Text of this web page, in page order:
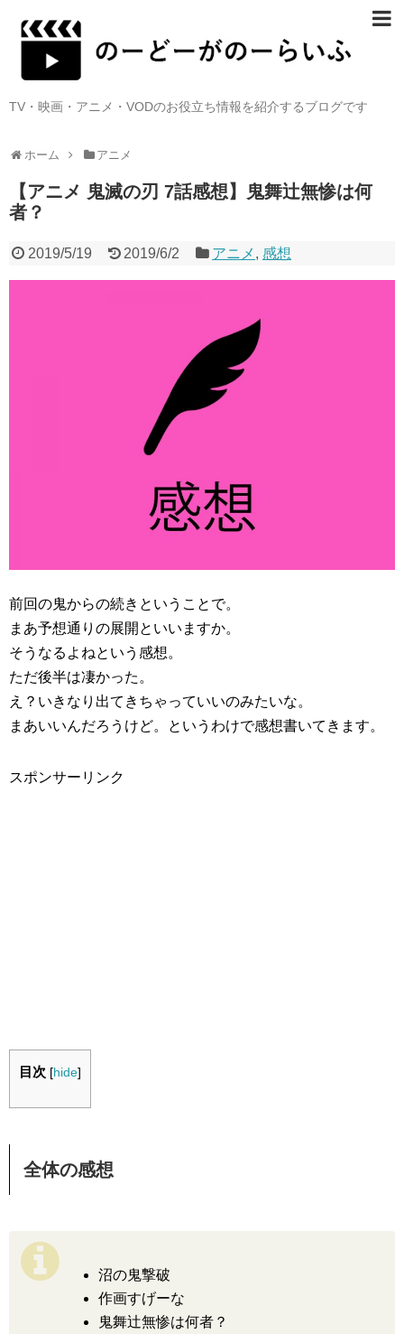
TV・映画・アニメ・VODのお役立ち情報を紹介するブログです
ホーム アニメ
【アニメ 鬼滅の刃 7話感想】鬼舞辻無惨は何
者？
2019/5/19 2019/6/2 アニメ ,感想
前回の鬼からの続きということで。
まあ予想通りの展開といいますか。
そうなるよねという感想。
ただ後半は凄かった。
え？いきなり出てきちゃっていいのみたいな。
まあいいんだろうけど。というわけで感想書いてきます。
スポンサーリンク
目次 [hide]
全体の感想
沼の鬼撃破
作画すげーな
鬼舞辻無惨は何者？